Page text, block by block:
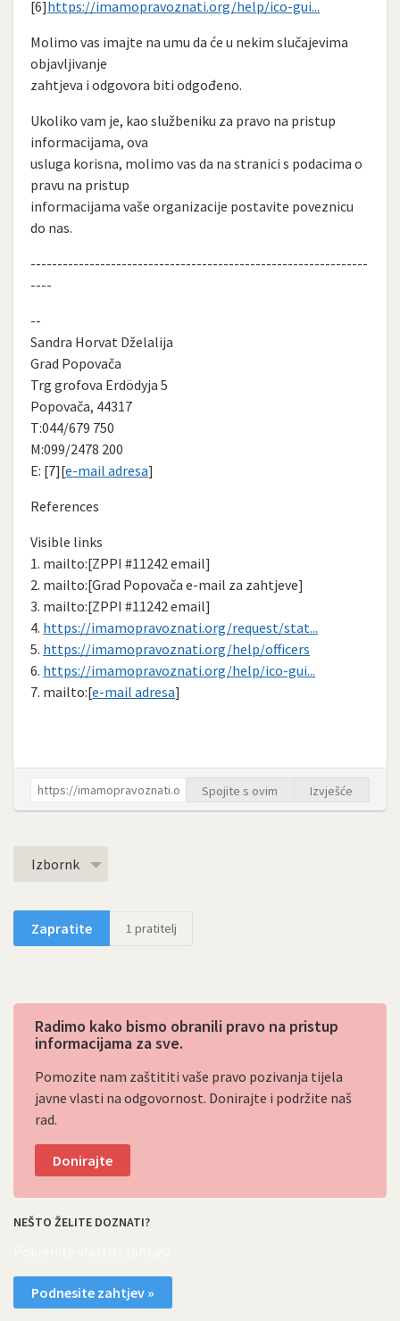
[6]https://imamopravoznati.org/help/ico-gui...
Molimo vas imajte na umu da će u nekim slučajevima
objavljivanje
zahtjeva i odgovora biti odgođeno.
Ukoliko vam je, kao službeniku za pravo na pristup
informacijama, ova
usluga korisna, molimo vas da na stranici s podacima o
pravu na pristup
informacijama vaše organizacije postavite poveznicu
do nas.
---------------------------------------------------------------
----
--
Sandra Horvat Dželalija
Grad Popovača
Trg grofova Erdödyja 5
Popovača, 44317
T:044/679 750
M:099/2478 200
E: [7][e-mail adresa]
References
Visible links
1. mailto:[ZPPI #11242 email]
2. mailto:[Grad Popovača e-mail za zahtjeve]
3. mailto:[ZPPI #11242 email]
4. https://imamopravoznati.org/request/stat...
5. https://imamopravoznati.org/help/officers
6. https://imamopravoznati.org/help/ico-gui...
7. mailto:[e-mail adresa]
Spojite s ovim Izvješće
Izbornk
Zapratite 1 pratitelj
Radimo kako bismo obranili pravo na pristup
informacijama za sve.
Pomozite nam zaštititi vaše pravo pozivanja tijela
javne vlasti na odgovornost. Donirajte i podržite naš
rad.
Donirajte
NEŠTO ŽELITE DOZNATI?
Podnesite zahtjev »